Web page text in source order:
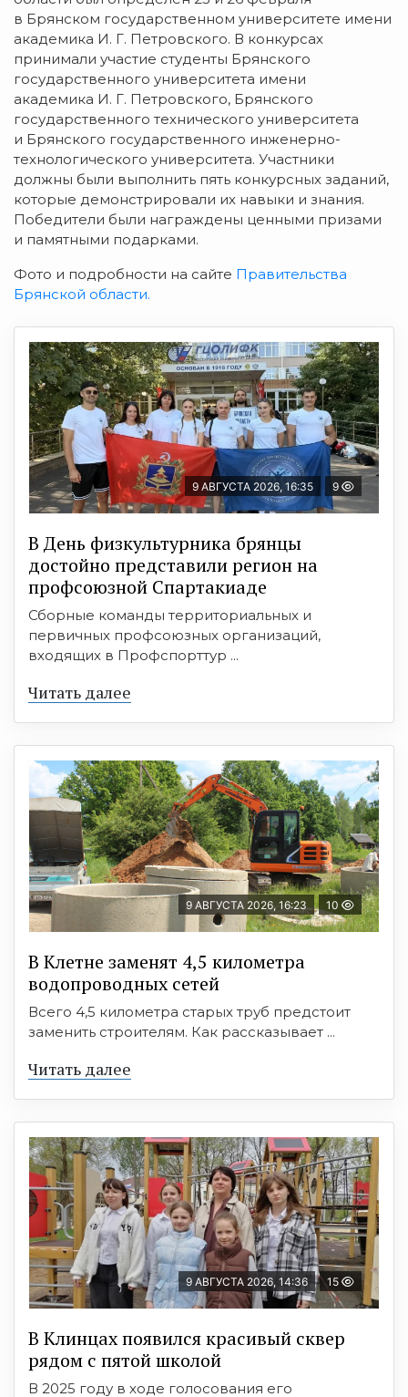
в Брянском государственном университете имени
академика И. Г. Петровского. В конкурсах
принимали участие студенты Брянского
государственного университета имени
академика И. Г. Петровского, Брянского
государственного технического университета
и Брянского государственного инженерно-
технологического университета. Участники
должны были выполнить пять конкурсных заданий,
которые демонстрировали их навыки и знания.
Победители были награждены ценными призами
и памятными подарками.
Фото и подробности на сайте Правительства
Брянской области.
9 АВГУСТА 2026, 16:35 9
В День физкультурника брянцы
достойно представили регион на
профсоюзной Спартакиаде
Сборные команды территориальных и
первичных профсоюзных организаций,
входящих в Профспорттур ...
Читать далее
9 АВГУСТА 2026, 16:23 10
В Клетне заменят 4,5 километра
водопроводных сетей
Всего 4,5 километра старых труб предстоит
заменить строителям. Как рассказывает ...
Читать далее
9 АВГУСТА 2026, 14:36 15
В Клинцах появился красивый сквер
рядом с пятой школой
В 2025 году в ходе голосования его